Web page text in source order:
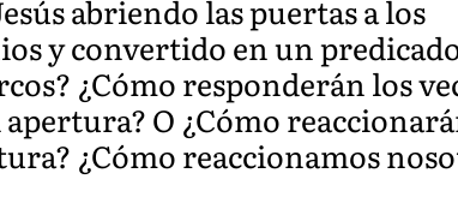
abriendo las puertas a los
y convertido en un
¿Cómo responderán los
O ¿Cómo
¿Cómo reaccionamos